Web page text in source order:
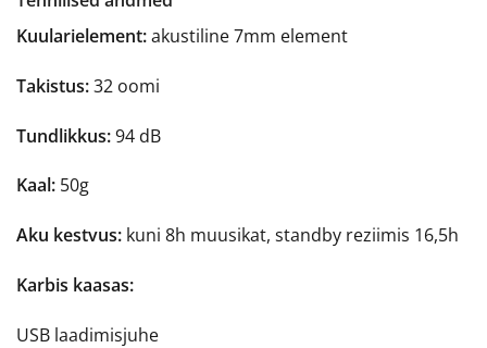
Kuularielement:akustiline 7mm element
Takistus:32 oomi
Tundlikkus:94 dB
Kaal: 50g
Aku kestvus: kuni 8h muusikat, standby reziimis 16,5h
Karbis kaasas:
USB laadimisjuhe